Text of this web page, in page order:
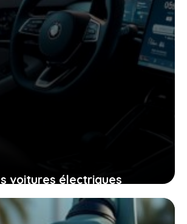
voitures électriques
moins de 15 000 € vont-
la donne ?